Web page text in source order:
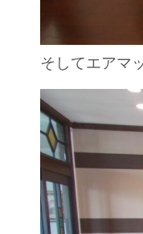
そしてエアマ